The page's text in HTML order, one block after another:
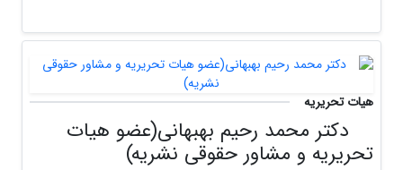
هیات تحریریه
دکتر محمد رحیم بهبهانی(عضو هیات
تحریریه و مشاور حقوقی نشریه)